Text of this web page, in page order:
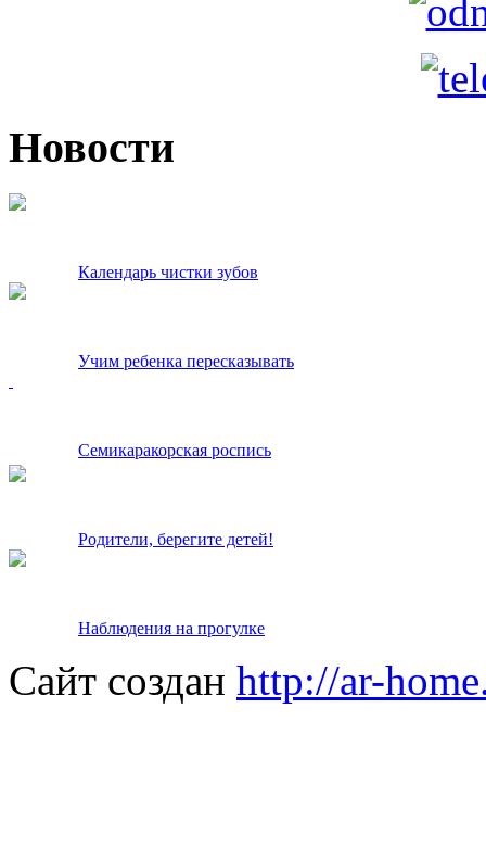
Новости
Календарь чистки зубов
Учим ребенка пересказывать
Семикаракорская роспись
Родители, берегите детей!
Наблюдения на прогулке
Сайт создан http://ar-